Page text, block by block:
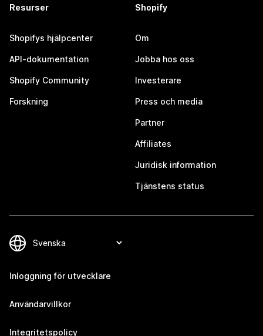
Resurser
Shopifys hjälpcenter
API-dokumentation
Shopify Community
Forskning
Shopify
Om
Jobba hos oss
Investerare
Press och media
Partner
Affiliates
Juridisk information
Tjänstens status
Inloggning för utvecklare
Användarvillkor
Integritetspolicy